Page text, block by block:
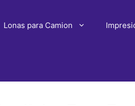
Lonas para Camion